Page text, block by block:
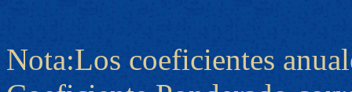
Nota:Los coeficientes